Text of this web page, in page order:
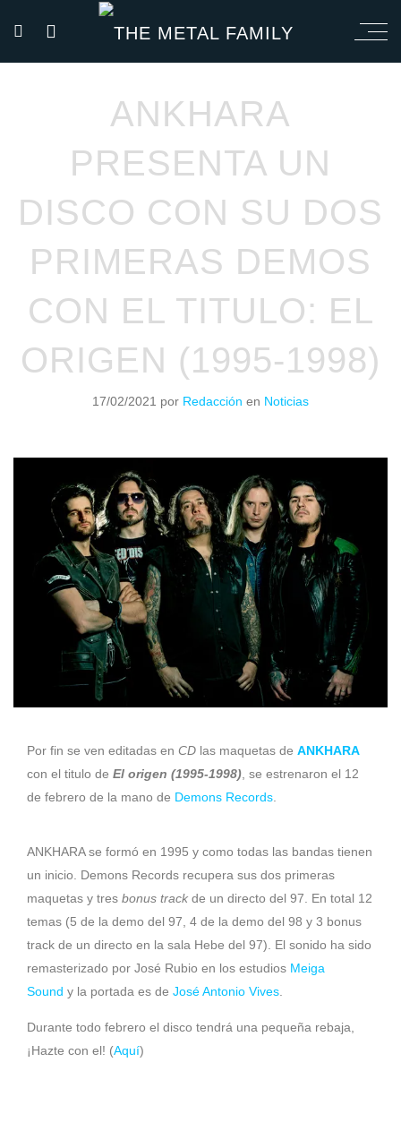
ANKHARA
PRESENTA UN
DISCO CON SU DOS
PRIMERAS DEMOS
CON EL TITULO: EL
ORIGEN (1995-1998)
17/02/2021 por Redacción en Noticias
Por fin se ven editadas en CD las maquetas de ANKHARA
con el titulo de El origen (1995-1998) , se estrenaron el 12
de febrero de la mano de Demons Records
ANKHARA se formó en 1995 y como todas las bandas tienen
un inicio. Demons Records recupera sus dos primeras
maquetas y tres bonus track de un directo del 97. En total 12
temas (5 de la demo del 97, 4 de la demo del 98 y 3 bonus
track de un directo en la sala Hebe del 97). El sonido ha sido
remasterizado por José Rubio en los estudios Meiga
Sound y la portada es de José Antonio Vives
Durante todo febrero el disco tendrá una pequeña rebaja,
¡Hazte con el! (Aquí)